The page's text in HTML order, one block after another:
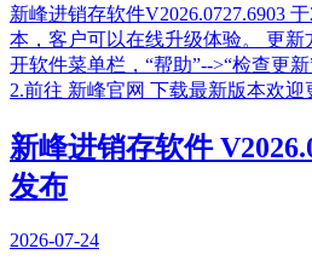
新峰进销存软件V2026.0727.6903
本，客户可以在线升级体验。 更
开软件菜单栏，“帮助”-->“检查更
2.前往 新峰官网 下载最新版本欢迎
新峰进销存软件
发布
2026-07-24